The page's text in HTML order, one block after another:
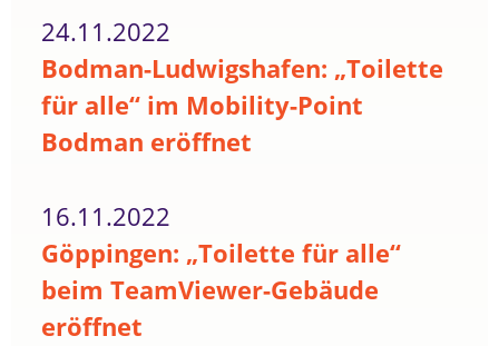
24.11.2022
Bodman-Ludwigshafen: „Toilette
für alle“ im Mobility-Point
Bodman eröffnet
16.11.2022
Göppingen: „Toilette für alle“
beim TeamViewer-Gebäude
eröffnet